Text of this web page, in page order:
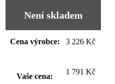
Není skladem
Cena výrobce: 3 226 Kč
Vaše cena:
1 791 Kč